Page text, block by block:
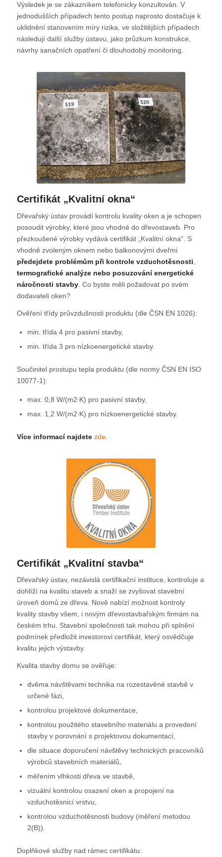
Výsledek je se zákazníkem telefonicky konzultován. V
jednodušších případech tento postup naprosto dostačuje k
uklidnění stanovením míry rizika, ve složitějších případech
následují další služby ústavu, jako průzkum konstrukce,
návrhy sanačních opatření či dlouhodobý monitoring.
Certifikát „Kvalitní okna“
Dřevařský ústav provádí kontrolu kvality oken a je schopen
posoudit výrobky, které jsou vhodné do dřevostaveb. Pro
přezkoušené výrobky vydává certifikát „Kvalitní okna“. S
vhodně zvoleným oknem nebo balkonovými dveřmi
předejdete problémům při kontrole vzduchotěsnosti
termografické analýze nebo posuzování energetické
náročnosti stavby. Co byste měli požadovat po svém
dodavateli oken?
Ověření třídy průvzdušnosti produktu (dle ČSN EN 1026):
min. třída 4 pro pasivní stavby,
min. třída 3 pro nízkoenergetické stavby.
Součinitel prostupu tepla produktu (dle normy ČSN EN ISO
10077-1):
max. 0,8 W/(m2∙K) pro pasivní stavby,
max. 1,2 W/(m2∙K) pro nízkoenergetické stavby.
Více informací najdete zde.
Certifikát „Kvalitní stavba“
Dřevařský ústav, nezávislá certifikační instituce, kontroluje a
dohlíží na kvalitu staveb a snaží se zvyšovat stavební
úroveň domů ze dřeva. Nově nabízí možnost kontroly
kvality stavby všem, i novým dřevostavbařským firmám na
českém trhu. Stavební společnosti tak mohou při splnění
podmínek předložit investorovi certifikát, který osvědčuje
kvalitu jejich výstavby.
Kvalita stavby domu se ověřuje:
dvěma návštěvami technika na rozestavěné stavbě v
určené fázi,
kontrolou projektové dokumentace,
kontrolou použitého stavebního materiálu a provedení
stavby v porovnání s projektovou dokumentací,
dle situace doporučení návštěvy technických pracovníků
výrobců stavebních materiálů,
měřením vlhkosti dřeva ve stavbě,
vizuální kontrolou osazení oken a propojení na
vzduchotěsnicí vrstvu,
kontrolou vzduchotěsnosti budovy (měření metodou
2(B)).
Doplňkové služby nad rámec certifikátu: